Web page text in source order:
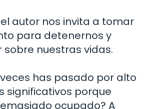
el autor nos invita a tomar
para detenernos y
sobre nuestras vidas.
has pasado por alto
significativos porque
ocupado? A